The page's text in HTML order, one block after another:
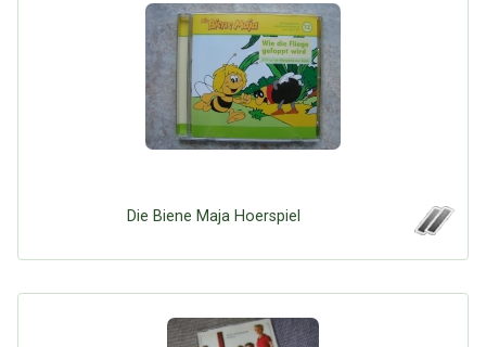
Die Biene Maja Hoerspiel